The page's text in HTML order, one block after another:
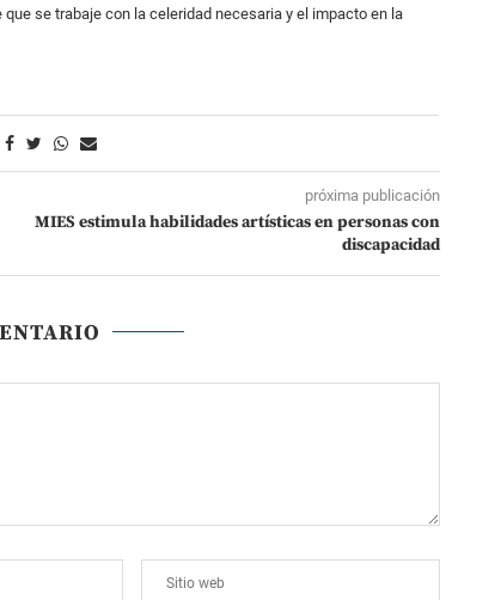
se trabaje con la celeridad necesaria y el impacto en la
próxima publicación
MIES estimula habilidades artísticas en personas con
discapacidad